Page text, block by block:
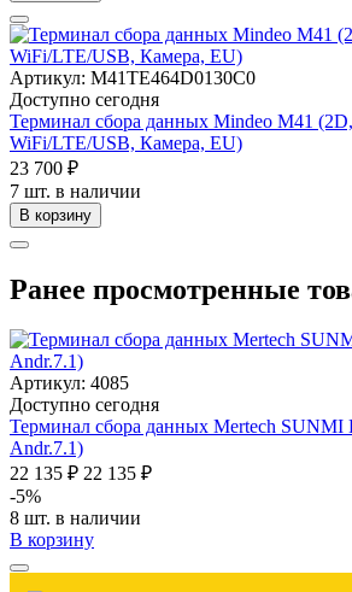
Артикул: M41TE464D0130C0
Доступно сегодня
Терминал сбора данных Mindeo M41
WiFi/LTE/USB, Камера, EU)
23 700 ₽
7 шт. в наличии
В корзину
Ранее просмотренные
Артикул: 4085
Доступно сегодня
Терминал сбора данных Mertech
Andr.7.1)
22 135 ₽ 22 135 ₽
-5%
8 шт. в наличии
В корзину